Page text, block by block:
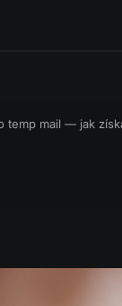
temp mail — jak